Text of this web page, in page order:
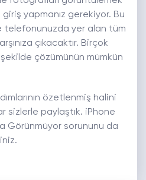
yapmanız gerekiyor. Bu
yer alan tüm
çıkacaktır. Birçok
şekilde çözümünün mümkün
özetlenmiş halini
sizlerle paylaştık. iPhone
Görünmüyor sorununu da